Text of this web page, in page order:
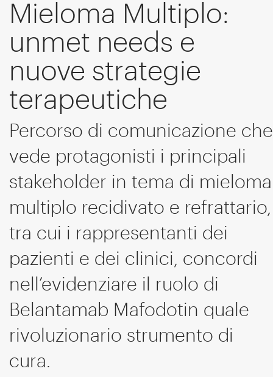
Mieloma Multiplo:
unmet needs e
nuove strategie
terapeutiche
Percorso di comunicazione che
vede protagonisti i principali
stakeholder in tema di mieloma
multiplo recidivato e refrattario,
tra cui i rappresentanti dei
pazienti e dei clinici, concordi
nell’evidenziare il ruolo di
Belantamab Mafodotin quale
rivoluzionario strumento di
cura.